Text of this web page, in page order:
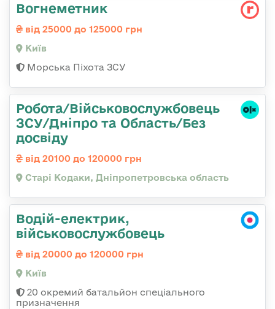
Вогнеметник
від 25000 до 125000 грн
Київ
Морська Піхота ЗСУ
Робота/Військовослужбовець
ЗСУ/Дніпро та Область/Без
досвіду
від 20100 до 120000 грн
Старі Кодаки, Дніпропетровська область
Водій-електрик,
військовослужбовець
від 20000 до 120000 грн
Київ
20 окремий батальйон спеціального
призначення